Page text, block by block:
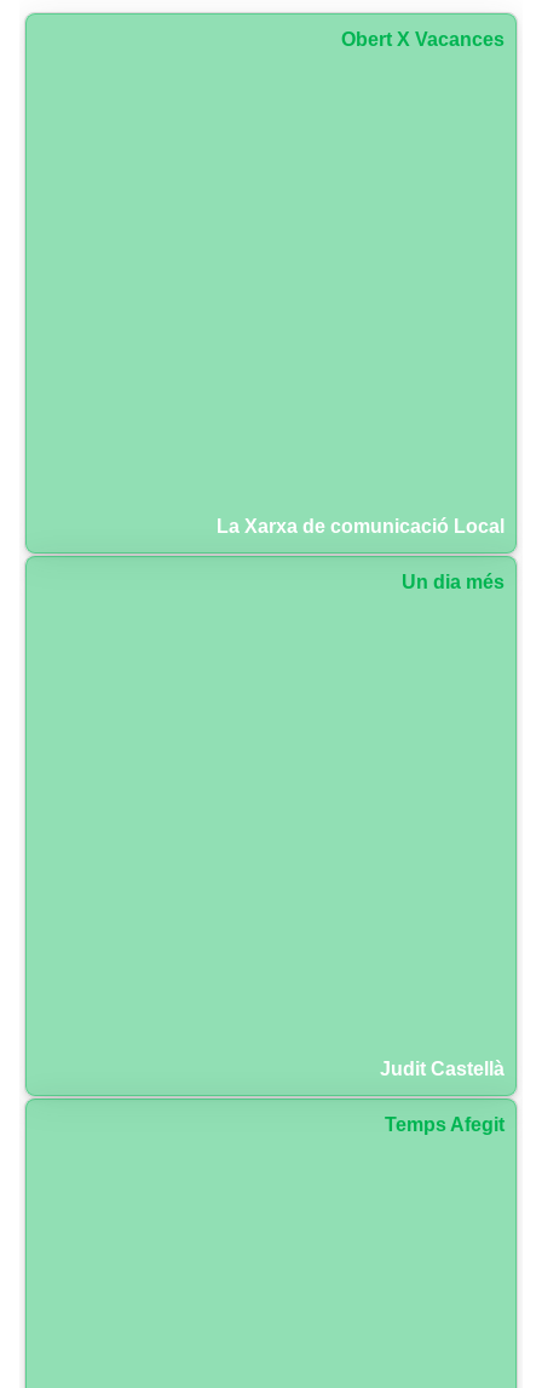
Obert X Vacances
La Xarxa de comunicació Local
Un dia més
Judit Castellà
Temps Afegit